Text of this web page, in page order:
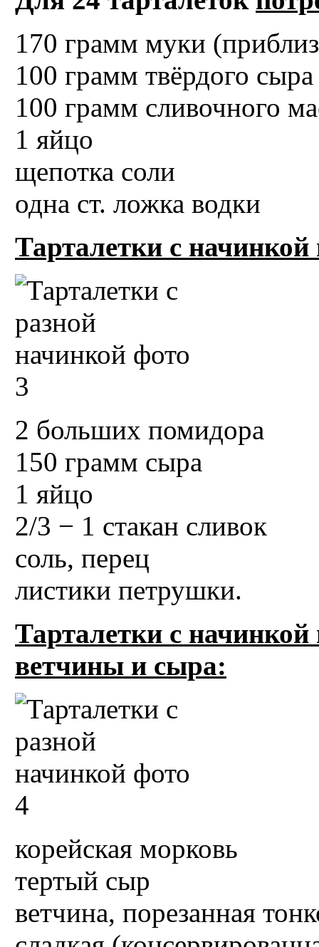
170 грамм муки
100 грамм твёрдого
100 грамм сливочного
1 яйцо
щепотка соли
одна ст. ложка водки
Тарталетки с
2 больших помидора
150 грамм сыра
1 яйцо
2/3 − 1 стакан сливок
соль, перец
листики петрушки.
Тарталетки с
ветчины и сыра:
корейская морковь
тертый сыр
ветчина, порезанная